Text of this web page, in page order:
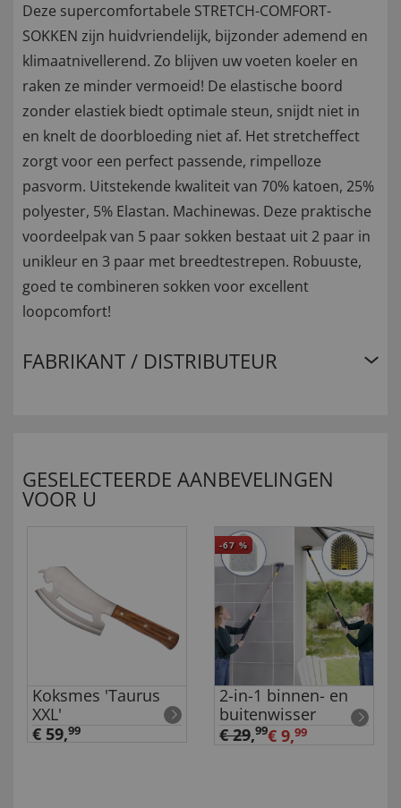
Deze supercomfortabele STRETCH-COMFORT-
SOKKEN zijn huidvriendelijk, bijzonder ademend en
klimaatnivellerend. Zo blijven uw voeten koeler en
raken ze minder vermoeid! De elastische boord
zonder elastiek biedt optimale steun, snijdt niet in
en knelt de doorbloeding niet af. Het stretcheffect
zorgt voor een perfect passende, rimpelloze
pasvorm. Uitstekende kwaliteit van 70% katoen, 25%
polyester, 5% Elastan. Machinewas. Deze praktische
voordeelpak van 5 paar sokken bestaat uit 2 paar in
unikleur en 3 paar met breedtestrepen. Robuuste,
goed te combineren sokken voor excellent
loopcomfort!
FABRIKANT / DISTRIBUTEUR
GESELECTEERDE AANBEVELINGEN
VOOR U
Koksmes 'Taurus
XXL'
€ 59,99
-67 %
2-in-1 binnen- en
buitenwisser
€ 29,99€ 9,99